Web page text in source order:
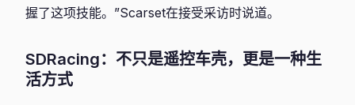
握了这项技能。”Scarset在接受采访时说道。
SDRacing：不只是遥控车壳，更是一种生
活方式